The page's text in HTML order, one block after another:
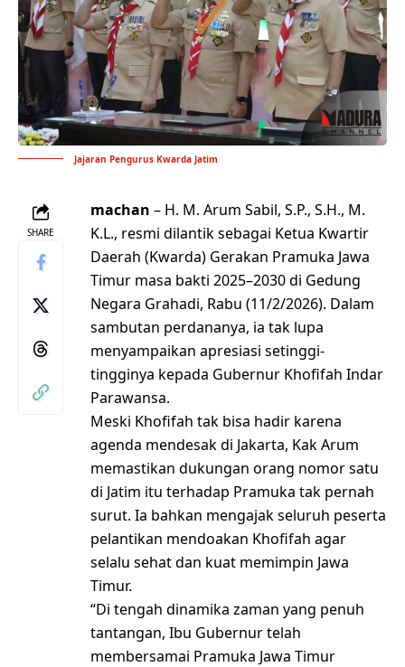
Jajaran Pengurus Kwarda Jatim
SHARE
machan – H. M. Arum Sabil, S.P., S.H., M.
K.L., resmi dilantik sebagai Ketua Kwartir
Daerah (Kwarda) Gerakan Pramuka Jawa
Timur masa bakti 2025–2030 di Gedung
Negara Grahadi, Rabu (11/2/2026). Dalam
sambutan perdananya, ia tak lupa
menyampaikan apresiasi setinggi-
tingginya kepada Gubernur Khofifah Indar
Parawansa.
Meski Khofifah tak bisa hadir karena
agenda mendesak di Jakarta, Kak Arum
memastikan dukungan orang nomor satu
di Jatim itu terhadap Pramuka tak pernah
surut. Ia bahkan mengajak seluruh peserta
pelantikan mendoakan Khofifah agar
selalu sehat dan kuat memimpin Jawa
Timur.
“Di tengah dinamika zaman yang penuh
tantangan, Ibu Gubernur telah
membersamai Pramuka Jawa Timur